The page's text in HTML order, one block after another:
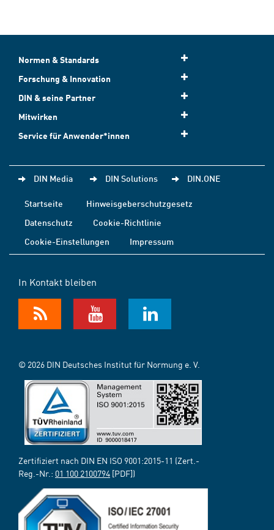
Normen & Standards
Forschung & Innovation
DIN & seine Partner
Mitwirken
Service für Anwender*innen
DIN Media DIN Solutions DIN.ONE
Startseite
Hinweisgeberschutzgesetz
Datenschutz
Cookie-Richtlinie
Cookie-Einstellungen
Impressum
In Kontakt bleiben
© 2026 DIN Deutsches Institut für Normung e. V.
Zertifiziert nach DIN EN ISO 9001:2015-11 (Zert.-
Reg.-Nr.: 01 100 2100794 [PDF])